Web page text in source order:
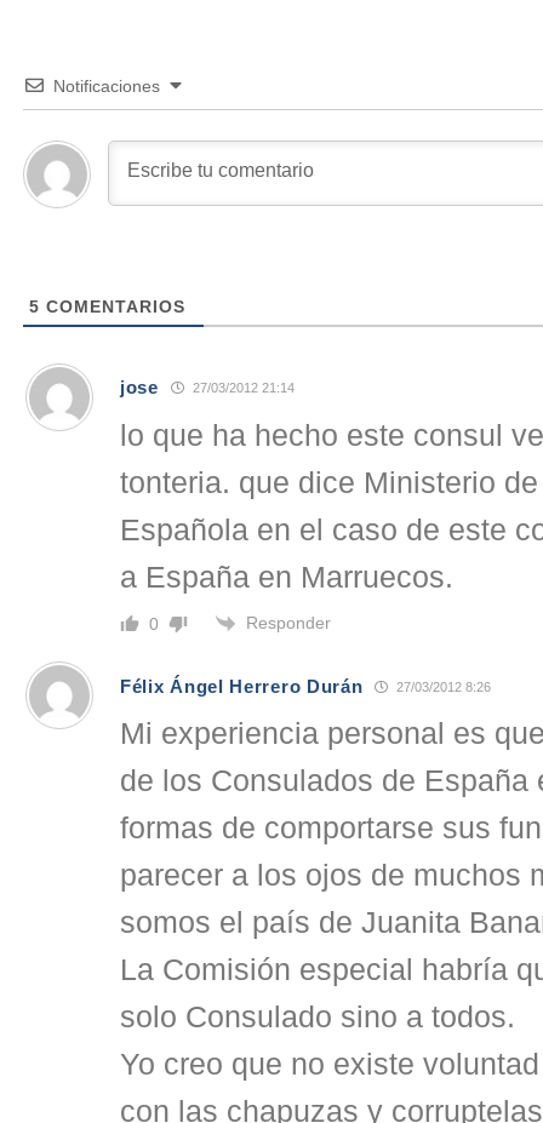
Notificaciones
5 COMENTARIOS
jose 27/03/2012 21:14
lo que ha hecho este consul
tonteria. que dice Ministerio
Española en el caso de este
a España en Marruecos.
0 Responder
Félix Ángel Herrero Durán 27/03/2012 8:26
Mi experiencia personal es
de los Consulados de España
formas de comportarse sus
parecer a los ojos de muchos
somos el país de Juanita
La Comisión especial habría
solo Consulado sino a todos.
Yo creo que no existe
con las chapuzas y